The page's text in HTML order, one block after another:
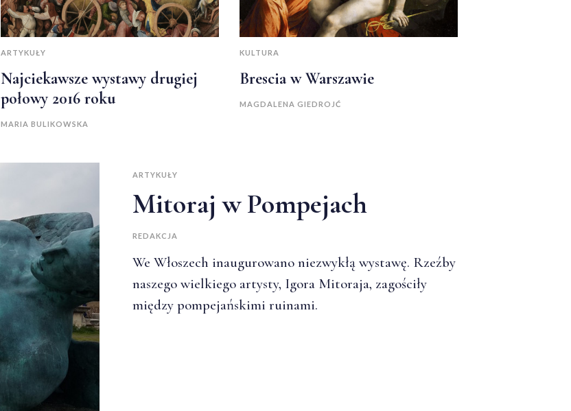
ARTYKUŁY
Najciekawsze wystawy drugiej
połowy 2016 roku
MARIA BULIKOWSKA
KULTURA
Brescia w Warszawie
MAGDALENA GIEDROJĆ
ARTYKUŁY
Mitoraj w Pompejach
REDAKCJA
We Włoszech inaugurowano niezwykłą wystawę. Rzeźby
naszego wielkiego artysty, Igora Mitoraja, zagościły
między pompejańskimi ruinami.